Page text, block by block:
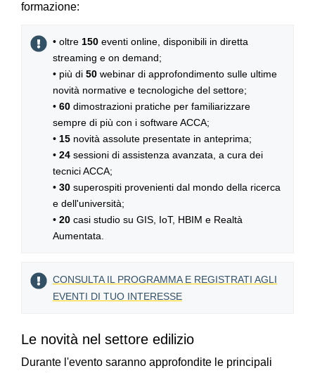
formazione:
• oltre 150 eventi online, disponibili in diretta
streaming e on demand;
• più di 50 webinar di approfondimento sulle ultime
novità normative e tecnologiche del settore;
• 60 dimostrazioni pratiche per familiarizzare
sempre di più con i software ACCA;
• 15 novità assolute presentate in anteprima;
• 24 sessioni di assistenza avanzata, a cura dei
tecnici ACCA;
• 30 superospiti provenienti dal mondo della ricerca
e dell'università;
• 20 casi studio su GIS, IoT, HBIM e Realtà
Aumentata.
CONSULTA IL PROGRAMMA E REGISTRATI AGLI
EVENTI DI TUO INTERESSE
Le novità nel settore edilizio
Durante l'evento saranno approfondite le principali